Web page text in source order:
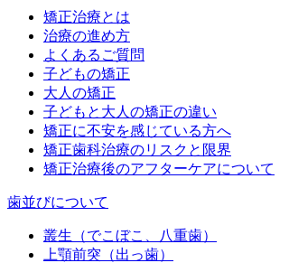
矯正治療とは
治療の進め方
よくあるご質問
子どもの矯正
大人の矯正
子どもと大人の矯正の違い
矯正に不安を感じている方へ
矯正歯科治療のリスクと限界
矯正治療後のアフターケアについて
歯並びについて
叢生（でこぼこ、八重歯）
上顎前突（出っ歯）